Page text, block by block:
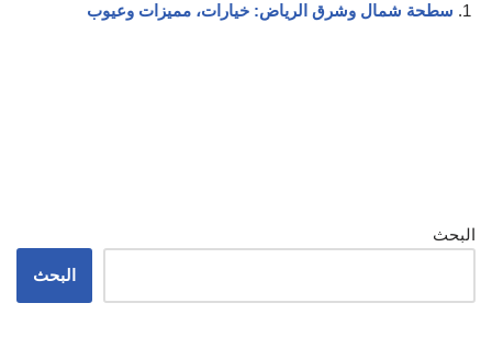
سطحة شمال وشرق الرياض: خيارات، مميزات وعيوب
البحث
البحث